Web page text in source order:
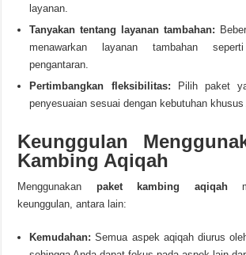
layanan.
Tanyakan tentang layanan tambahan:
menawarkan layanan tambahan
pengantaran.
Pertimbangkan fleksibilitas: Pilih paket
penyesuaian sesuai dengan kebutuhan khusus
Keunggulan
Kambing Aqiqah
Menggunakan paket kambing aqiqah
keunggulan, antara lain:
Kemudahan: Semua aspek aqiqah diurus